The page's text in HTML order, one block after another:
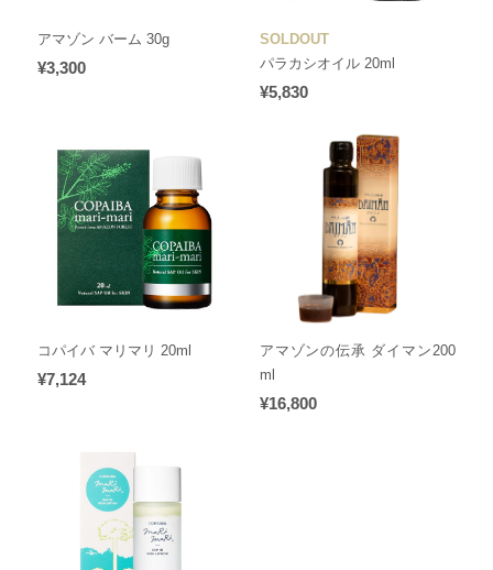
アマゾン バーム 30g
¥3,300
SOLDOUT
パラカシオイル 20ml
¥5,830
コパイバ マリマリ 20ml
¥7,124
アマゾンの伝承 ダイマン200
ml
¥16,800